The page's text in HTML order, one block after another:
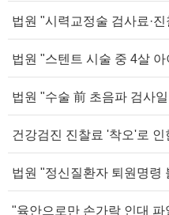
법원 "시력교정술 검사료·
법원 "스텐트 시술 중 4살
법원 "수술 前 초음파 검사
건강검진 진찰료 '착오'로
법원 "정신질환자 퇴원명령
"육안으로만 손가락 인대